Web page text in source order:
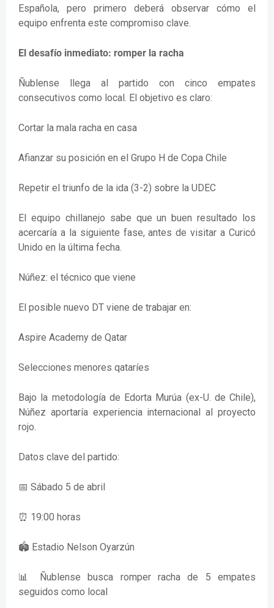
Española, pero primero deberá observar cómo el
equipo enfrenta este compromiso clave.
El desafío inmediato: romper la racha
Ñublense llega al partido con cinco empates
consecutivos como local. El objetivo es claro:
Cortar la mala racha en casa
Afianzar su posición en el Grupo H de Copa Chile
Repetir el triunfo de la ida (3-2) sobre la UDEC
El equipo chillanejo sabe que un buen resultado los
acercaría a la siguiente fase, antes de visitar a Curicó
Unido en la última fecha.
Núñez: el técnico que viene
El posible nuevo DT viene de trabajar en:
Aspire Academy de Qatar
Selecciones menores qataríes
Bajo la metodología de Edorta Murúa (ex-U. de Chile),
Núñez aportaría experiencia internacional al proyecto
rojo.
Datos clave del partido:
📅 Sábado 5 de abril
⏰ 19:00 horas
🏟️ Estadio Nelson Oyarzún
📊 Ñublense busca romper racha de 5 empates
seguidos como local